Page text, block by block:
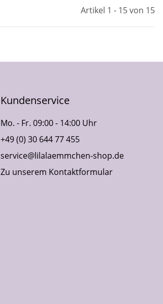
Artikel 1 - 15 von 15
Kundenservice
Mo. - Fr. 09:00 - 14:00 Uhr
+49 (0) 30 644 77 455
service@lilalaemmchen-shop.de
Zu unserem Kontaktformular